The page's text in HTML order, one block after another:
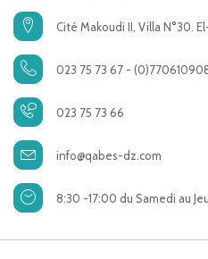
Cité Makoudi II, Villa N°30.
023 75 73 67 -
023 75 73 66
info@qabes-dz.com
8:30 -17:00 du Samedi au